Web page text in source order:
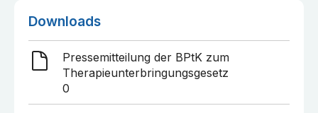
Downloads
Pressemitteilung der BPtK zum
Therapieunterbringungsgesetz
0